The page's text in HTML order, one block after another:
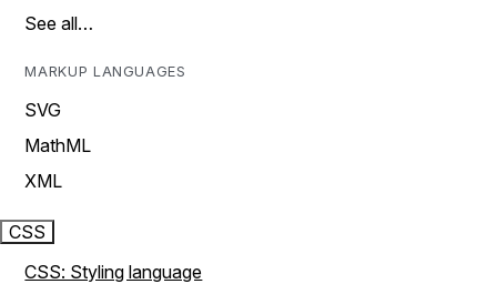
See all…
MARKUP LANGUAGES
SVG
MathML
XML
CSS
CSS: Styling language